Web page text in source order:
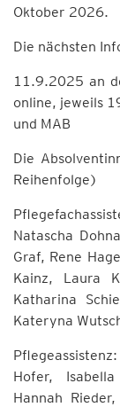
Oktober 2026.
Die nächsten
11.9.2025 an
online, jeweils
und MAB
Die
Reihenfolge)
Natascha
Graf, Rene
Kainz, Laura
Katharina
Kateryna
Hofer, Isabella
Hannah